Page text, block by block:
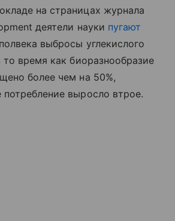
на страницах журнала
деятели науки пугают
выбросы углекислого
то время как биоразнообразие
более чем на 50%,
потребление выросло втрое.